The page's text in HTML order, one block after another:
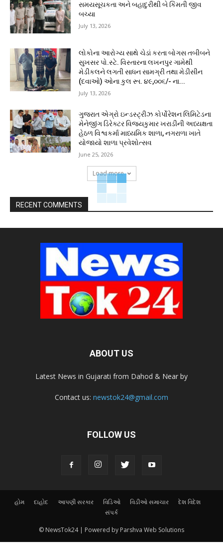
સમયસૂચકતા અને બહાદુરીથી બે કિંમતી જીવ
બચ્યા
July 13, 2026
લોકોના આરોગ્ય સાથે ચેડાં કરતા બોગસ તબીબને
સુખસર પો.સ્ટે. વિસ્તારના લખનપુર ગામેથી
મેડીકલને લગતી સાધન સામગ્રી તથા મેડીસીન
(દવાઓ) ઓના કુલ રૂા. ૪૯,૦૦૬/- ના...
July 13, 2026
ગુજરાત એગ્રો ઇન્ડસ્ટ્રીઝ કોર્પોરેશન લિમિટેડના
મેનેજીંગ ડિરેક્ટર વિજયકુમાર ખરાડીની અધ્યક્ષતા
હેઠળ વિશ્વકર્મા માધ્યમિક શાળા, નગરાળા ખાતે
યોજાયો શાળા પ્રવેશોત્સવ
June 25, 2026
Load more
RECENT COMMENTS
ABOUT US
Latest News in Gujarati from Dahod & Near by
Contact us: newstok24@gmail.com
FOLLOW US
હોમ દાહોદ આપણી સરકાર વિડિઓ વિડીઓ સમાચાર
દેશ વિદેશ
સંપર્ક
© NewsTok24 | Powered by Parshva Web Solutions